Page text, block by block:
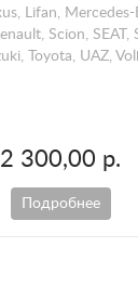
Lifan,
Scion, SEAT,
Toyota, UAZ,
2 300,00 р.
Подробнее